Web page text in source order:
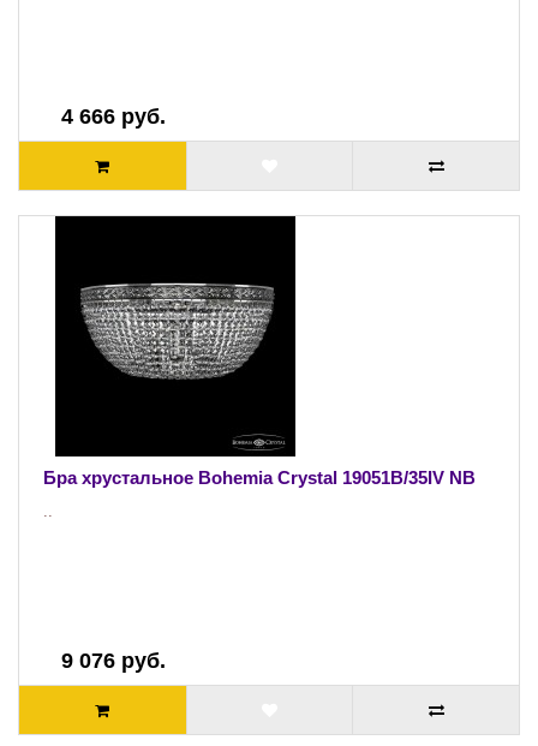
4 666 руб.
Бра хрустальное Bohemia Crystal 19051B/35IV NB
..
9 076 руб.